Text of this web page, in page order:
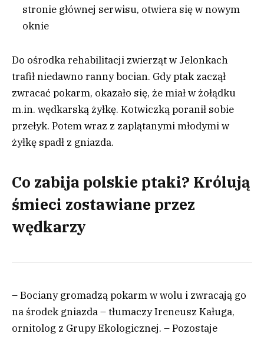
stronie głównej serwisu, otwiera się w nowym
oknie
Do ośrodka rehabilitacji zwierząt w Jelonkach
trafił niedawno ranny bocian. Gdy ptak zaczął
zwracać pokarm, okazało się, że miał w żołądku
m.in. wędkarską żyłkę. Kotwiczką poranił sobie
przełyk. Potem wraz z zaplątanymi młodymi w
żyłkę spadł z gniazda.
Co zabija polskie ptaki? Królują
śmieci zostawiane przez
wędkarzy
– Bociany gromadzą pokarm w wolu i zwracają go
na środek gniazda – tłumaczy Ireneusz Kaługa,
ornitolog z Grupy Ekologicznej. – Pozostaje